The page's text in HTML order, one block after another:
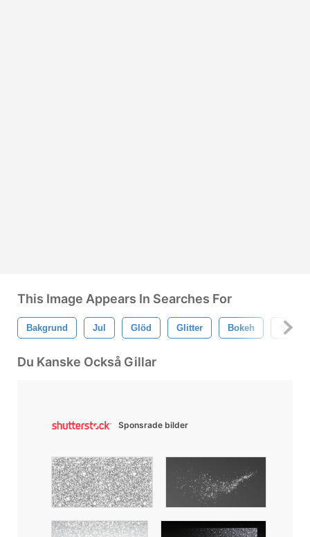
This Image Appears In Searches For
Bakgrund Jul Glöd Glitter Bokeh Sken
Du Kanske Också Gillar
Sponsrade bilder